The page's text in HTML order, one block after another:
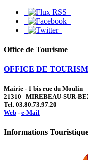
Office de Tourisme
OFFICE DE
Mairie - 1 bis rue du Moulin
21310 MIREBEAU-SUR-
Tel. 03.80.73.97.20
Web - e-Mail
Informations